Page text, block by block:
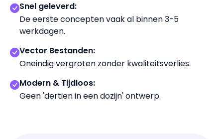
Snel geleverd:
De eerste concepten vaak al binnen 3-5
werkdagen.
Vector Bestanden:
Oneindig vergroten zonder kwaliteitsverlies.
Modern & Tijdloos:
Geen 'dertien in een dozijn' ontwerp.